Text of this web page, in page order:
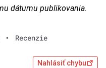
dátumu publikovania.
• Recenzie
Nahlásiť chybu